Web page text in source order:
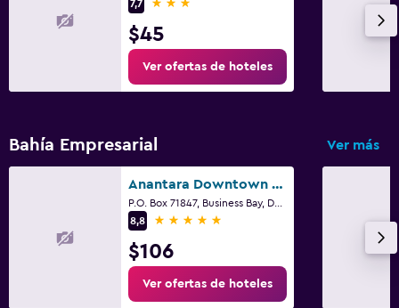
7,7
$45
Ver ofertas de hoteles
Bahía Empresarial Ver más
Anantara Downtown Dubai Hotel
8,8
5 estrellas
$106
Ver ofertas de hoteles